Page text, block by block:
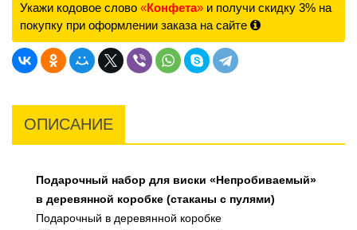
Укажи кодовое слово «Конфета» и получи скидку 3% на
покупку при оформлении заказа на сайте
ОПИСАНИЕ
Подарочный набор для виски «Непробиваемый»
в деревянной коробке (стаканы с пулями)
Подарочный в деревянной коробке